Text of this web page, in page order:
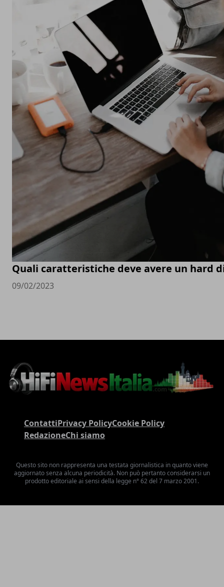
Quali caratteristiche deve avere un hard
09/02/2023
ContattiPrivacy PolicyCookie Policy
RedazioneChi siamo
Questo sito non rappresenta una testata giornalistica in quanto viene
aggiornato senza alcuna periodicità. Non può pertanto considerarsi un
prodotto editoriale ai sensi della legge n° 62 del 7 marzo 2001.